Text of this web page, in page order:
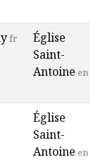
fr
Église
Saint-
Antoine en
Église
Saint-
Antoine en